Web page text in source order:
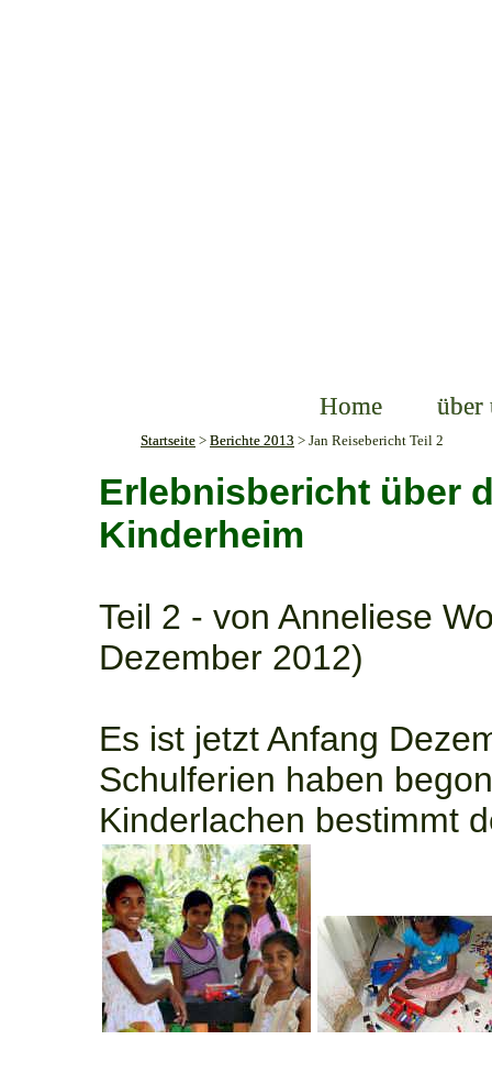
Startseite > Berichte 2013 > Jan Reisebericht Teil 2
Home über
Erlebnisbericht über
Kinderheim
Teil 2 - von Anneliese
Dezember 2012)
Es ist jetzt Anfang
Schulferien haben
Kinderlachen bestimmt